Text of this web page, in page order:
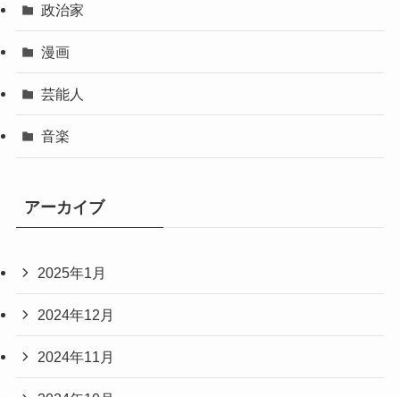
政治家
漫画
芸能人
音楽
アーカイブ
2025年1月
2024年12月
2024年11月